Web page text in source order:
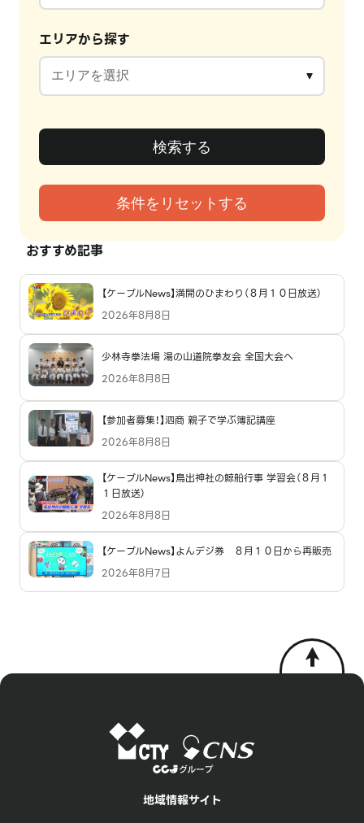
エリアから探す
おすすめ記事
【ケーブルNews】満開のひまわり（８月１０日放送）
2026年8月8日
少林寺拳法場 湯の山道院拳友会 全国大会へ
2026年8月8日
【参加者募集！】泗商 親子で学ぶ簿記講座
2026年8月8日
【ケーブルNews】鳥出神社の鯨船行事 学習会（８月１
１日放送）
2026年8月8日
【ケーブルNews】よんデジ券 ８月１０日から再販売
2026年8月7日
地域情報サイト